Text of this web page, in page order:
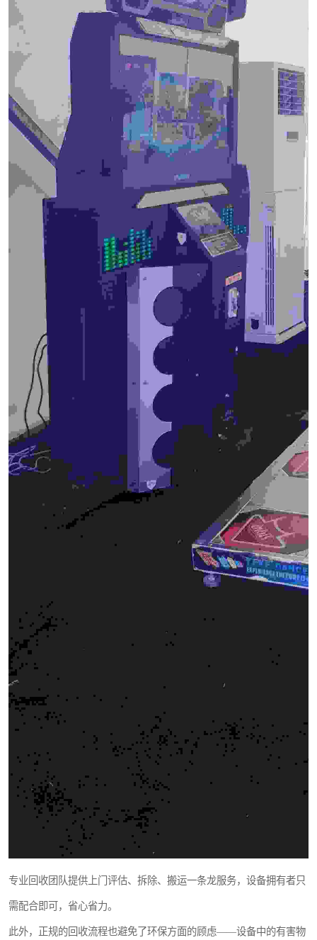
专业回收团队提供上门评估、拆除、搬运一条龙服务，设备拥有者只
需配合即可，省心省力。
此外，正规的回收流程也避免了环保方面的顾虑——设备中的有害物